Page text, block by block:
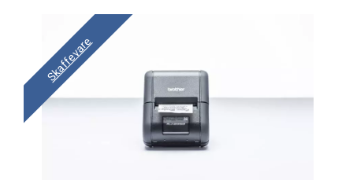
Skaffevare